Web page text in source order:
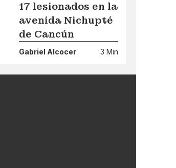
17 lesionados en la
avenida Nichupté
de Cancún
Gabriel Alcocer 3 Min